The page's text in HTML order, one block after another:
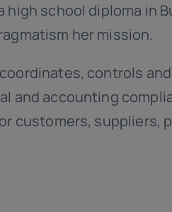
high school diploma in
her mission.
controls
and accounting
customers, suppliers,